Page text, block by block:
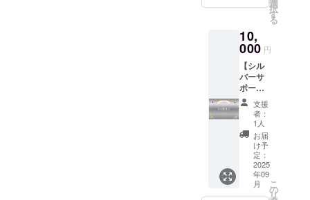
ルキー
ダー・T
シャツ
が不要
の方は
こちら
のライ
トプラ
ンから
ご支援
くださ
い。 住
所・氏
名の記
入が不
要にな
選
択
す
る
10,
000 円
【シル
バーサ
ポー
ター】
■御礼の
メッ
セージ■
■デジタ
ル支援
証明書
(シル
バー)■ ■
支援
者：
1人
お届
け予
定：
2025
年09
月
こ
の
リ